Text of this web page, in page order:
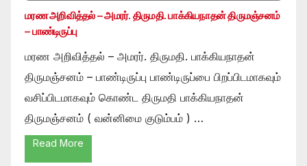
மரண அறிவித்தல் – அமரர். திருமதி. பாக்கியநாதன் திருமஞ்சனம்
– பாண்டிருப்பு
மரண அறிவித்தல் – அமரர். திருமதி. பாக்கியநாதன்
திருமஞ்சனம் – பாண்டிருப்பு பாண்டிருப்பை பிறப்பிடமாகவும்
வசிப்பிடமாகவும் கொண்ட திருமதி பாக்கியநாதன்
திருமஞ்சனம் ( வன்னிமை குடும்பம் ) …
Read More